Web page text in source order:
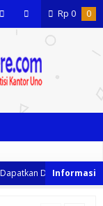
Rp 0 0
Dapatkan Diskon 35%